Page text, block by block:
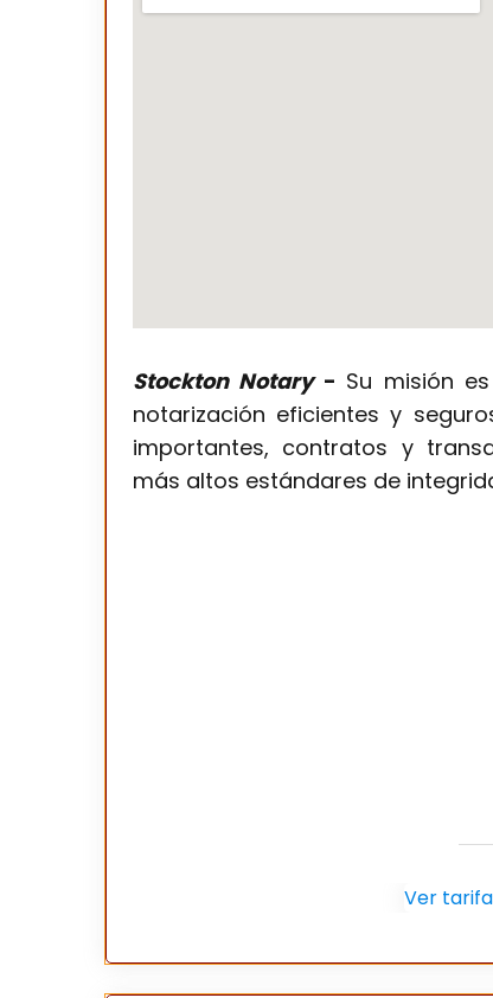
Stockton Notary- Su misión
notarización eficientes y
importantes, contratos y
más altos estándares de
Ver